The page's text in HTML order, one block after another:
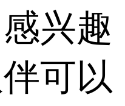
兴趣
可以